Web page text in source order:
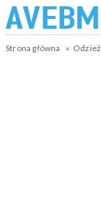
Strona główna Odzież